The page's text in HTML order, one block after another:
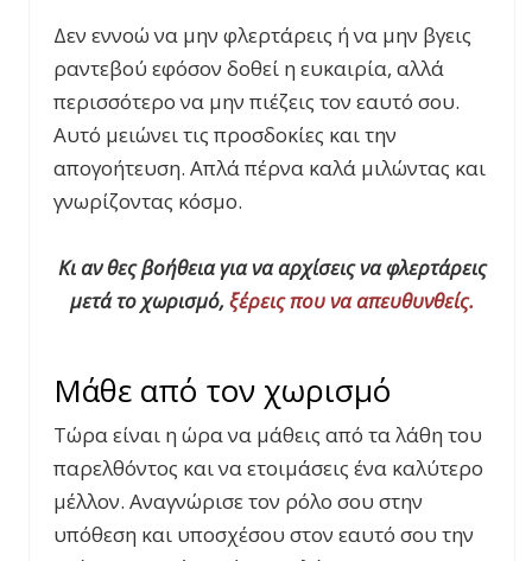
Δεν εννοώ να μην φλερτάρεις ή να μην βγεις
ραντεβού εφόσον δοθεί η ευκαιρία, αλλά
περισσότερο να μην πιέζεις τον εαυτό σου.
Αυτό μειώνει τις προσδοκίες και την
απογοήτευση. Απλά πέρνα καλά μιλώντας και
γνωρίζοντας κόσμο.
Κι αν θες βοήθεια για να αρχίσεις να φλερτάρεις
μετά το χωρισμό, ξέρεις που να απευθυνθείς.
Μάθε από τον χωρισμό
Τώρα είναι η ώρα να μάθεις από τα λάθη του
παρελθόντος και να ετοιμάσεις ένα καλύτερο
μέλλον. Αναγνώρισε τον ρόλο σου στην
υπόθεση και υποσχέσου στον εαυτό σου την